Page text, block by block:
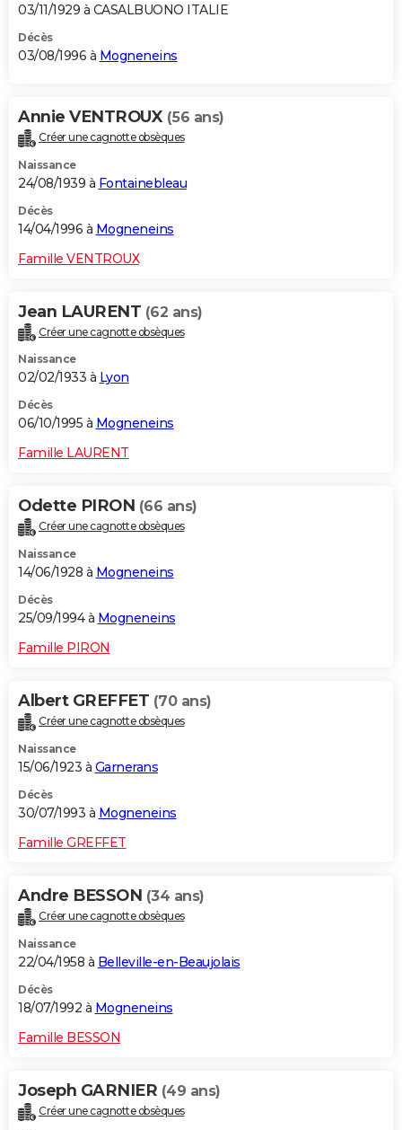
03/11/1929 à CASALBUONO ITALIE
Décès
03/08/1996 à Mogneneins
Annie VENTROUX (56 ans)
Créer une cagnotte obsèques
Naissance
24/08/1939 à Fontainebleau
Décès
14/04/1996 à Mogneneins
Famille VENTROUX
Jean LAURENT (62 ans)
Créer une cagnotte obsèques
Naissance
02/02/1933 à Lyon
Décès
06/10/1995 à Mogneneins
Famille LAURENT
Odette PIRON (66 ans)
Créer une cagnotte obsèques
Naissance
14/06/1928 à Mogneneins
Décès
25/09/1994 à Mogneneins
Famille PIRON
Albert GREFFET (70 ans)
Créer une cagnotte obsèques
Naissance
15/06/1923 à Garnerans
Décès
30/07/1993 à Mogneneins
Famille GREFFET
Andre BESSON (34 ans)
Créer une cagnotte obsèques
Naissance
22/04/1958 à Belleville-en-Beaujolais
Décès
18/07/1992 à Mogneneins
Famille BESSON
Joseph GARNIER (49 ans)
Créer une cagnotte obsèques